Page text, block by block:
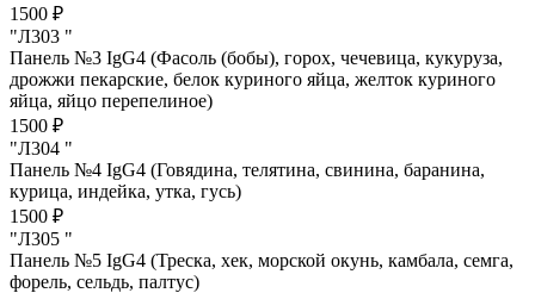
1500 ₽
"Л303 "
Панель №3 IgG4 (Фасоль (бобы), горох, чечевица, кукуруза,
дрожжи пекарские, белок куриного яйца, желток куриного
яйца, яйцо перепелиное)
1500 ₽
"Л304 "
Панель №4 IgG4 (Говядина, телятина, свинина, баранина,
курица, индейка, утка, гусь)
1500 ₽
"Л305 "
Панель №5 IgG4 (Треска, хек, морской окунь, камбала, семга,
форель, сельдь, палтус)